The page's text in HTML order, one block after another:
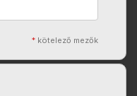
* kötelező mezők